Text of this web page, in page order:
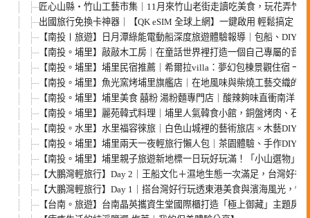
匠心山縣・竹山工藝市集｜11月來竹山老街走讀吃美食，玩花弄竹
出國旅行免換卡神器｜【QK eSIM 全球上網】一鍵啟用 輕鬆搞定
【南投〡旅遊】日月潭綠能電動船深度旅遊體驗報導｜包船、DIY
【南投。埔里】敲敲木工房｜在童話世界裡打造一個自己專屬的音
【南投。埔里】埔里民宿推薦｜希爾拉villa：夢幻包棟景觀住宿 一
【南投。埔里】魚光窯烤埔里旗艦店｜在地風味與柴燒工藝交織的
【南投。埔里】埔里美食 囍粉 湯粉麵專門店｜酸辣夠味直衝南洋
【南投。埔里】麗苑韓式料理｜埔里人氣韓食小館，銅盤烤肉、石
【南投。水里】水里福容徠旅｜白色山城裡的藝術旅店 × 木藝DIY ×
【南投。埔里】埔里兩天一夜輕旅行懶人包｜茶園體驗、手作DIY
【南投。埔里】埔里親子旅遊新地標一日玩好玩滿！「小山選物」
【大鵬灣輕旅行】Day 2｜王船文化＋濕地生態一次滿足，台灣好行
【大鵬灣輕旅行】Day 1｜搭台灣好行玩透東港美食與濱海風光，懶
【台南。旅遊】台南晶英攜資生堂國際櫃打造「極上御藏」主題房